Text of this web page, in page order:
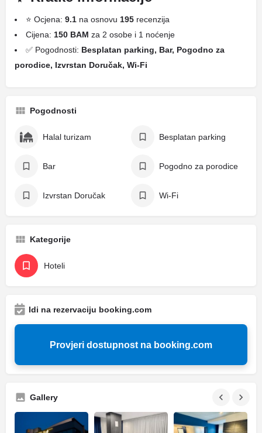
⭐ Ocjena: 9.1 na osnovu 195 recenzija
Cijena: 150 BAM za 2 osobe i 1 noćenje
✅ Pogodnosti: Besplatan parking, Bar, Pogodno za
porodice, Izvrstan Doručak, Wi-Fi
Pogodnosti
Halal turizam Besplatan parking
Bar Pogodno za porodice
Izvrstan Doručak Wi-Fi
Kategorije
Hoteli
Idi na rezervaciju booking.com
Provjeri dostupnost na booking.com
Gallery